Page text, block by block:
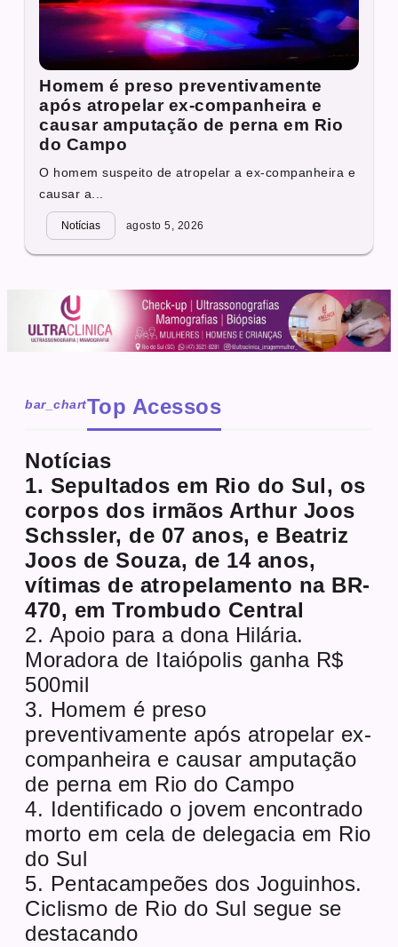
Homem é preso preventivamente
após atropelar ex-companheira e
causar amputação de perna em Rio
do Campo
O homem suspeito de atropelar a ex-companheira e
causar a...
Notícias agosto 5, 2026
bar_chartTop Acessos
Notícias
1. Sepultados em Rio do Sul, os
corpos dos irmãos Arthur Joos
Schssler, de 07 anos, e Beatriz
Joos de Souza, de 14 anos,
vítimas de atropelamento na BR-
470, em Trombudo Central
2. Apoio para a dona Hilária.
Moradora de Itaiópolis ganha R$
500mil
3. Homem é preso
preventivamente após atropelar ex-
companheira e causar amputação
de perna em Rio do Campo
4. Identificado o jovem encontrado
morto em cela de delegacia em Rio
do Sul
5. Pentacampeões dos Joguinhos.
Ciclismo de Rio do Sul segue se
destacando